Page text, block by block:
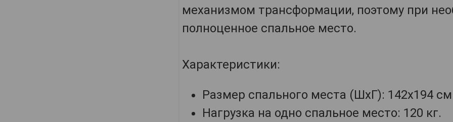
механизмом трансформации, поэтому при
полноценное спальное место.
Характеристики:
Размер спального места (ШхГ): 142х194
Нагрузка на одно спальное место: 120 кг.